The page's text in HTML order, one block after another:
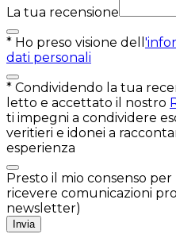
La tua recensione
* Ho preso visione dell
dati personali
* Condividendo la tua
letto e accettato il nostro
ti impegni a condividere
veritieri e idonei a
esperienza
Presto il mio consenso
ricevere comunicazioni
newsletter)
Invia